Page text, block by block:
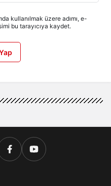
kullanılmak üzere adımı, e-
bu tarayıcıya kaydet.